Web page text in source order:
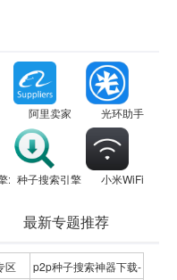
阿里卖家 光环助手
:Torrent Search Engine
种子搜索引擎:Torrent Search
小米WiFi
最新专题推荐
区
p2p种子搜索神器下载-